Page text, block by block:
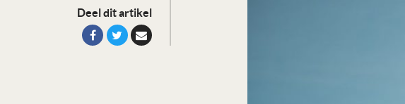
Deel dit artikel